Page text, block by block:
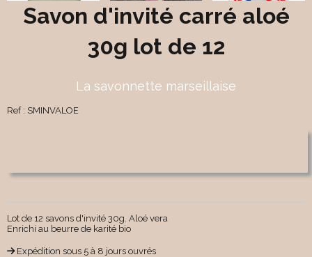
Savon d'invité carré aloé
30g lot de 12
La savonnette marseillaise
Ref : SMINVALOE
Lot de 12 savons d'invité 30g. Aloé vera
Enrichi au beurre de karité bio
Expédition sous 5 à 8 jours ouvrés